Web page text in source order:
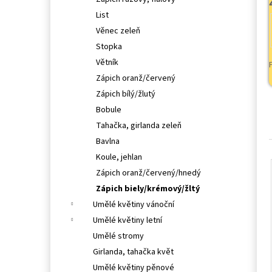
List
Věnec zeleň
Stopka
Větník
Zápich oranž/červený
Zápich bílý/žlutý
Bobule
Tahačka, girlanda zeleň
Bavlna
Koule, jehlan
Zápich oranž/červený/hnedý
Zápich biely/krémový/žltý
Umělé květiny vánoční
Umělé květiny letní
Umělé stromy
Girlanda, tahačka květ
Umělé květiny pěnové